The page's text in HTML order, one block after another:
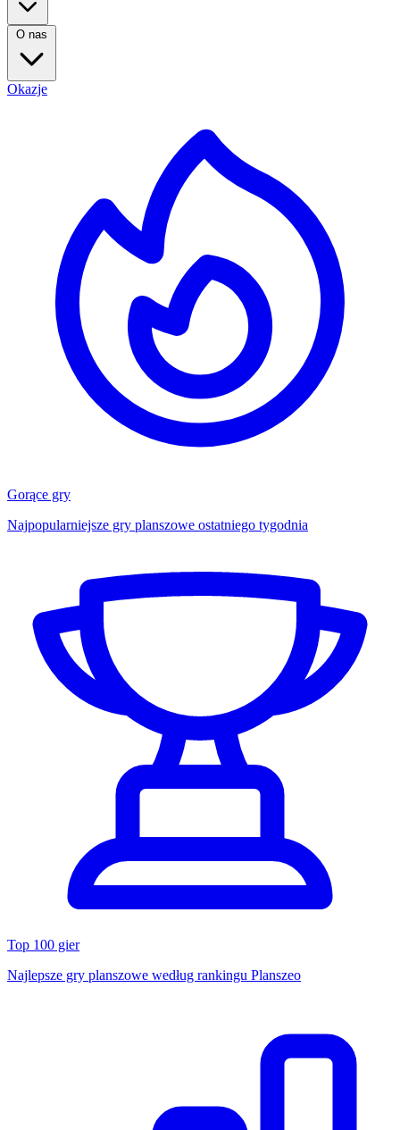
O nas
Okazje
Gorące gry
Najpopularniejsze gry planszowe ostatniego tygodnia
Top 100 gier
Najlepsze gry planszowe według rankingu Planszeo